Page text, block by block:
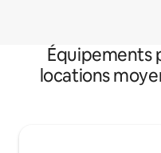
Équipements
locations